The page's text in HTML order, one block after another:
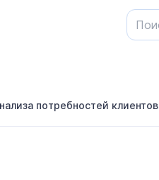
потребностей клиентов